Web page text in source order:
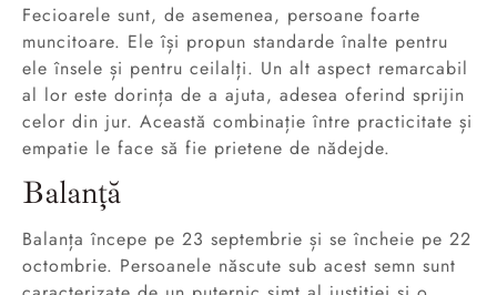
Fecioarele sunt, de asemenea, persoane foarte
muncitoare. Ele își propun standarde înalte pentru
ele însele și pentru ceilalți. Un alt aspect remarcabil
al lor este dorința de a ajuta, adesea oferind sprijin
celor din jur. Această combinație între practicitate și
empatie le face să fie prietene de nădejde.
Balanță
Balanța începe pe 23 septembrie și se încheie pe 22
octombrie. Persoanele născute sub acest semn sunt